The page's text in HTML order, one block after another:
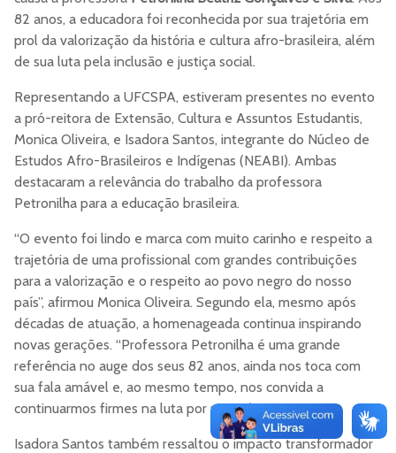
82 anos, a educadora foi reconhecida por sua trajetória em
prol da valorização da história e cultura afro-brasileira, além
de sua luta pela inclusão e justiça social.
Representando a UFCSPA, estiveram presentes no evento
a pró-reitora de Extensão, Cultura e Assuntos Estudantis,
Monica Oliveira, e Isadora Santos, integrante do Núcleo de
Estudos Afro-Brasileiros e Indígenas (NEABI). Ambas
destacaram a relevância do trabalho da professora
Petronilha para a educação brasileira.
“O evento foi lindo e marca com muito carinho e respeito a
trajetória de uma profissional com grandes contribuições
para a valorização e o respeito ao povo negro do nosso
país”, afirmou Monica Oliveira. Segundo ela, mesmo após
décadas de atuação, a homenageada continua inspirando
novas gerações. “Professora Petronilha é uma grande
referência no auge dos seus 82 anos, ainda nos toca com
sua fala amável e, ao mesmo tempo, nos convida a
continuarmos firmes na luta por um país mais justo”.
Isadora Santos também ressaltou o impacto transformador